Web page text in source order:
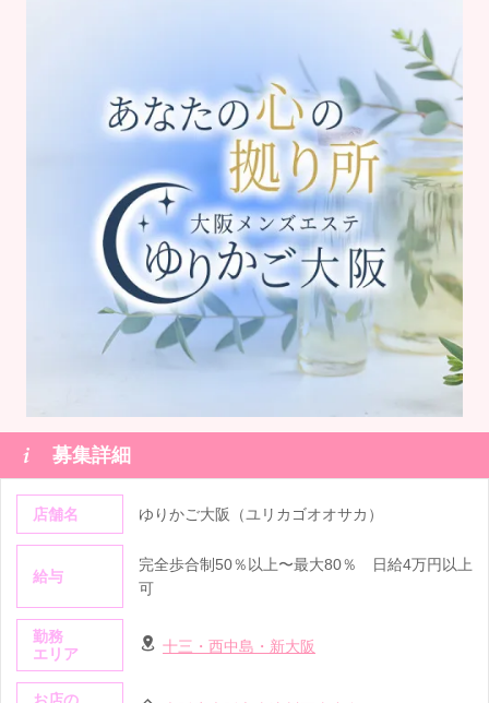
 募集詳細
店舗名 ゆりかご大阪（ユリカゴオオサカ）
給与
完全歩合制50％以上〜最大80％ 日給4万円以上
可
勤務
エリア
十三・西中島・新大阪
お店の